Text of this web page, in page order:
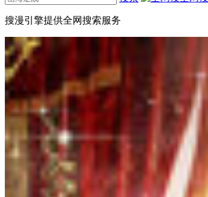
搜漫引擎提供全网搜索服务